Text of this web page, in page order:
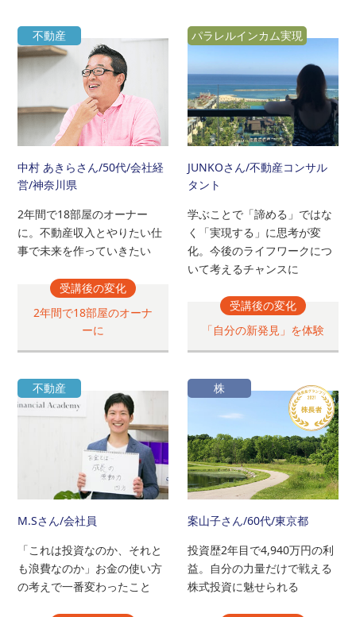
不動産
中村 あきらさん/50代/会社経
営/神奈川県
2年間で18部屋のオーナー
に。不動産収入とやりたい仕
事で未来を作っていきたい
受講後の変化
2年間で18部屋のオーナ
ーに
パラレルインカム実現
JUNKOさん/不動産コンサル
タント
学ぶことで「諦める」ではな
く「実現する」に思考が変
化。今後のライフワークにつ
いて考えるチャンスに
受講後の変化
「自分の新発見」を体験
不動産
M.Sさん/会社員
「これは投資なのか、それと
も浪費なのか」お金の使い方
の考えで一番変わったこと
株
案山子さん/60代/東京都
投資歴2年目で4,940万円の利
益。自分の力量だけで戦える
株式投資に魅せられる